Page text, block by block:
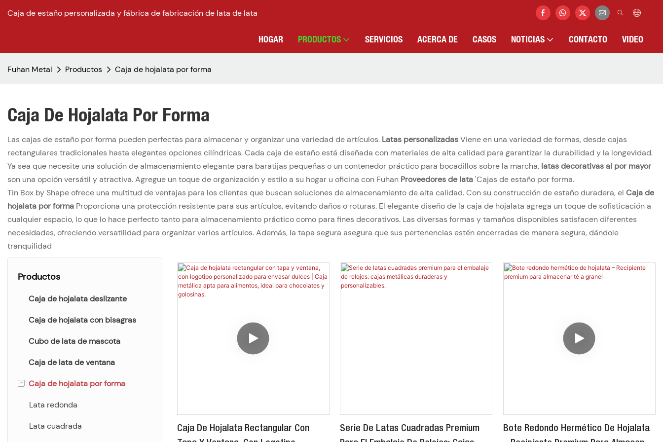
Caja de estaño personalizada y fábrica de fabricación de lata de lata
HOGAR PRODUCTOS SERVICIOS ACERCA DE CASOS NOTICIAS CONTACTO VIDEO
Fuhan Metal Productos Caja de hojalata por forma
Caja De Hojalata Por Forma
Las cajas de estaño por forma pueden perfectas para almacenar y organizar una variedad de artículos. Latas personalizadasViene en una variedad de formas, desde cajas
rectangulares tradicionales hasta elegantes opciones cilíndricas. Cada caja de estaño está diseñada con materiales de alta calidad para garantizar la durabilidad y la longevidad.
Ya sea que necesite una solución de almacenamiento elegante para baratijas pequeñas o un contenedor práctico para bocadillos sobre la marcha, latas decorativas al por mayor
son una opción versátil y atractiva. Agregue un toque de organización y estilo a su hogar u oficina con Fuhan Proveedores de lata'Cajas de estaño por forma.
Tin Box by Shape ofrece una multitud de ventajas para los clientes que buscan soluciones de almacenamiento de alta calidad. Con su construcción de estaño duradera, el Caja de
hojalata por forma Proporciona una protección resistente para sus artículos, evitando daños o roturas. El elegante diseño de la caja de hojalata agrega un toque de sofisticación a
cualquier espacio, lo que lo hace perfecto tanto para almacenamiento práctico como para fines decorativos. Las diversas formas y tamaños disponibles satisfacen diferentes
necesidades, ofreciendo versatilidad para organizar varios artículos. Además, la tapa segura asegura que sus pertenencias estén encerradas de manera segura, dándole
tranquilidad
Productos
Caja de hojalata deslizante
Caja de hojalata con bisagras
Cubo de lata de mascota
Caja de lata de ventana
- Caja de hojalata por forma
Lata redonda
Lata cuadrada
Caja De Hojalata Rectangular Con
Serie De Latas Cuadradas Premium
Bote Redondo Hermético De Hojalata